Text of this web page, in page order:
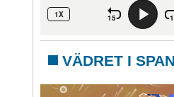
VÄDRET I